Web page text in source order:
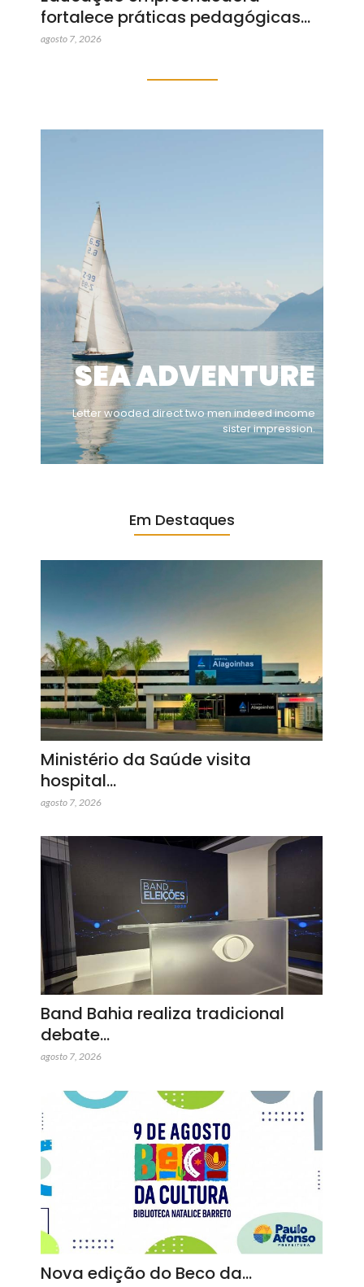
fortalece práticas pedagógicas…
agosto 7, 2026
SEA ADVENTURE
Letter wooded direct two men indeed income
sister impression.
Em Destaques
Ministério da Saúde visita
hospital…
agosto 7, 2026
Band Bahia realiza tradicional
debate…
agosto 7, 2026
Nova edição do Beco da…